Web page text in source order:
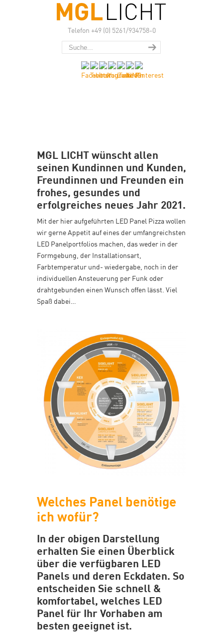
Telefon +49 (0) 5261/934758-0
MGL LICHT wünscht allen
seinen Kundinnen und Kunden,
Freundinnen und Freunden ein
frohes, gesundes und
erfolgreiches neues Jahr 2021.
Mit der hier aufgeführten LED Panel Pizza wollen
wir gerne Appetit auf eines der umfangreichsten
LED Panelportfolios machen, das weder in der
Formgebung, der Installationsart,
Farbtemperatur und- wiedergabe, noch in der
individuellen Ansteuerung per Funk oder
drahtgebunden einen Wunsch offen lässt. Viel
Spaß dabei…
Welches Panel benötige
ich wofür?
In der obigen Darstellung
erhalten Sie einen Überblick
über die verfügbaren LED
Panels und deren Eckdaten. So
entscheiden Sie schnell &
komfortabel, welches LED
Panel für Ihr Vorhaben am
besten geeignet ist.